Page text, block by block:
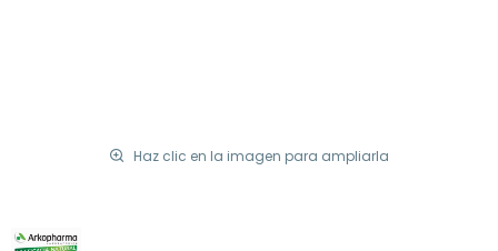
Haz clic en la imagen para ampliarla